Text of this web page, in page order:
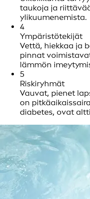
taukoja ja
ylikuumenemista.
4
Ympäristötekijät
Vettä, hiekkaa ja
pinnat
lämmön
5
Riskiryhmät
Vauvat, pienet
on
diabetes, ovat